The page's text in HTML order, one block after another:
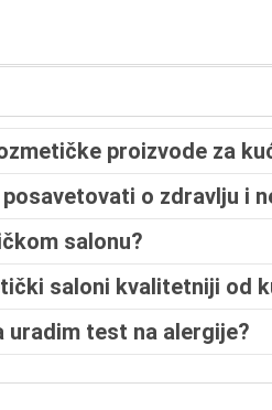
proizvode za
o zdravlju i
salonu?
saloni kvalitetniji od
uradim test na alergije?